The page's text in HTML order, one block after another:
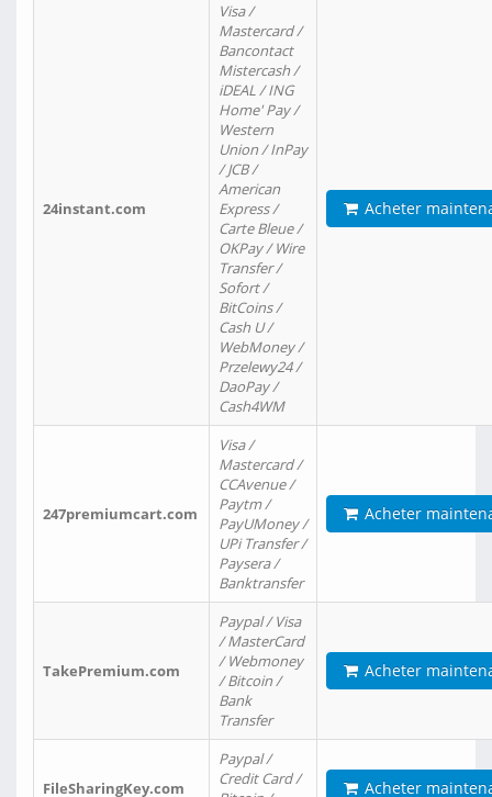
24instant.com
Visa /
Mastercard /
Bancontact
Mistercash /
iDEAL / ING
Home' Pay /
Western
Union / InPay
/ JCB /
American
Express /
Carte Bleue /
OKPay / Wire
Transfer /
Sofort /
BitCoins /
Cash U /
WebMoney /
Przelewy24 /
DaoPay /
Cash4WM
Acheter
247premiumcart.com
Visa /
Mastercard /
CCAvenue /
Paytm /
PayUMoney /
UPi Transfer /
Paysera /
Banktransfer
Acheter
TakePremium.com
Paypal / Visa
/ MasterCard
/ Webmoney
/ Bitcoin /
Bank
Transfer
Acheter
FileSharingKey.com
Paypal /
Credit Card /
Acheter